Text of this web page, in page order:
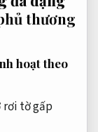
thương
hoạt theo